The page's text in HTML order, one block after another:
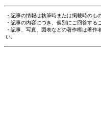
・記事の情報は執筆時または掲載時のも
・記事の内容につき、個別にご回答する
・記事、写真、図表などの著作権は著
い。